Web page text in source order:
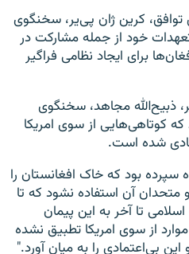
توافق، کرین ژان پی‌یر، سخنگوی
خود از جمله مشارکت در
برای ایجاد نظامی فراگیر
ذبیح‌الله مجاهد، سخنگوی
که کوتاهی‌هایی از سوی امریکا
شده است.
سپرده بود که خاک افغانستان را
متحدان آن استفاده نشود که تا
تا آخر به این پیمان
از سوی امریکا تطبیق نشده
بی‌اعتمادی را به میان آورد."